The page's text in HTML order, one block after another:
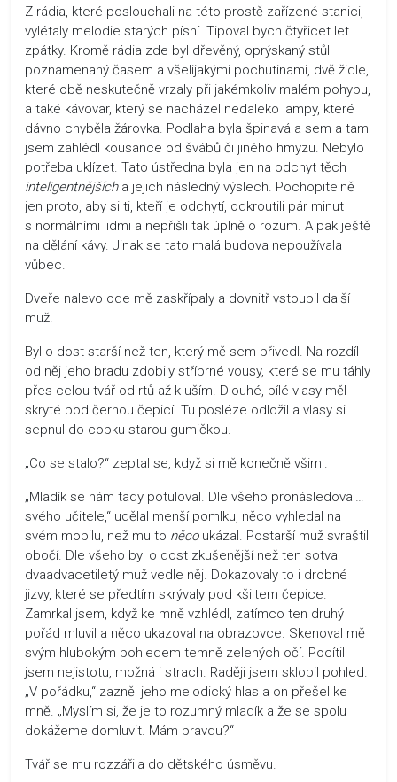
Z rádia, které poslouchali na této prostě zařízené stanici,
vylétaly melodie starých písní. Tipoval bych čtyřicet let
zpátky. Kromě rádia zde byl dřevěný, oprýskaný stůl
poznamenaný časem a všelijakými pochutinami, dvě židle,
které obě neskutečně vrzaly při jakémkoliv malém pohybu,
a také kávovar, který se nacházel nedaleko lampy, které
dávno chyběla žárovka. Podlaha byla špinavá a sem a tam
jsem zahlédl kousance od švábů či jiného hmyzu. Nebylo
potřeba uklízet. Tato ústředna byla jen na odchyt těch
inteligentnějšícha jejich následný výslech. Pochopitelně
jen proto, aby si ti, kteří je odchytí, odkroutili pár minut
s normálními lidmi a nepřišli tak úplně o rozum. A pak ještě
na dělání kávy. Jinak se tato malá budova nepoužívala
vůbec.
Dveře nalevo ode mě zaskřípaly a dovnitř vstoupil další
muž.
Byl o dost starší než ten, který mě sem přivedl. Na rozdíl
od něj jeho bradu zdobily stříbrné vousy, které se mu táhly
přes celou tvář od rtů až k uším. Dlouhé, bílé vlasy měl
skryté pod černou čepicí. Tu posléze odložil a vlasy si
sepnul do copku starou gumičkou.
„Co se stalo?“ zeptal se, když si mě konečně všiml.
„Mladík se nám tady potuloval. Dle všeho pronásledoval…
svého učitele,“ udělal menší pomlku, něco vyhledal na
svém mobilu, než mu to něco ukázal. Postarší muž svraštil
obočí. Dle všeho byl o dost zkušenější než ten sotva
dvaadvacetiletý muž vedle něj. Dokazovaly to i drobné
jizvy, které se předtím skrývaly pod kšiltem čepice.
Zamrkal jsem, když ke mně vzhlédl, zatímco ten druhý
pořád mluvil a něco ukazoval na obrazovce. Skenoval mě
svým hlubokým pohledem temně zelených očí. Pocítil
jsem nejistotu, možná i strach. Raději jsem sklopil pohled.
„V pořádku,“ zazněl jeho melodický hlas a on přešel ke
mně. „Myslím si, že je to rozumný mladík a že se spolu
dokážeme domluvit. Mám pravdu?“
Tvář se mu rozzářila do dětského úsměvu.